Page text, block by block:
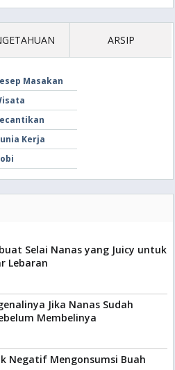
ARSIP
Masakan
Kerja
Selai Nanas yang Juicy untuk
Lebaran
Jika Nanas Sudah
Membelinya
Negatif Mengonsumsi Buah